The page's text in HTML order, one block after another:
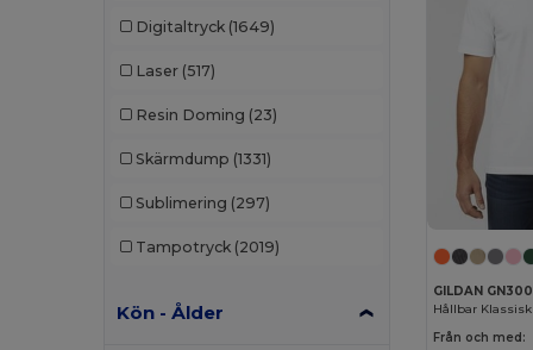
Digitaltryck (1649)
Laser (517)
Resin Doming (23)
Skärmdump (1331)
Sublimering (297)
Tampotryck (2019)
Kön - Ålder
GILDAN
Från och med: